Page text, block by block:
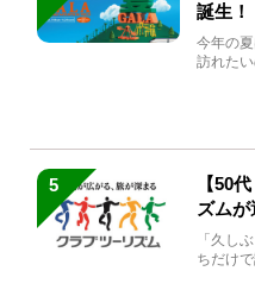
誕生！
生ま
今年の
訪れた
5
【50
ズム
「久し
ちだけ